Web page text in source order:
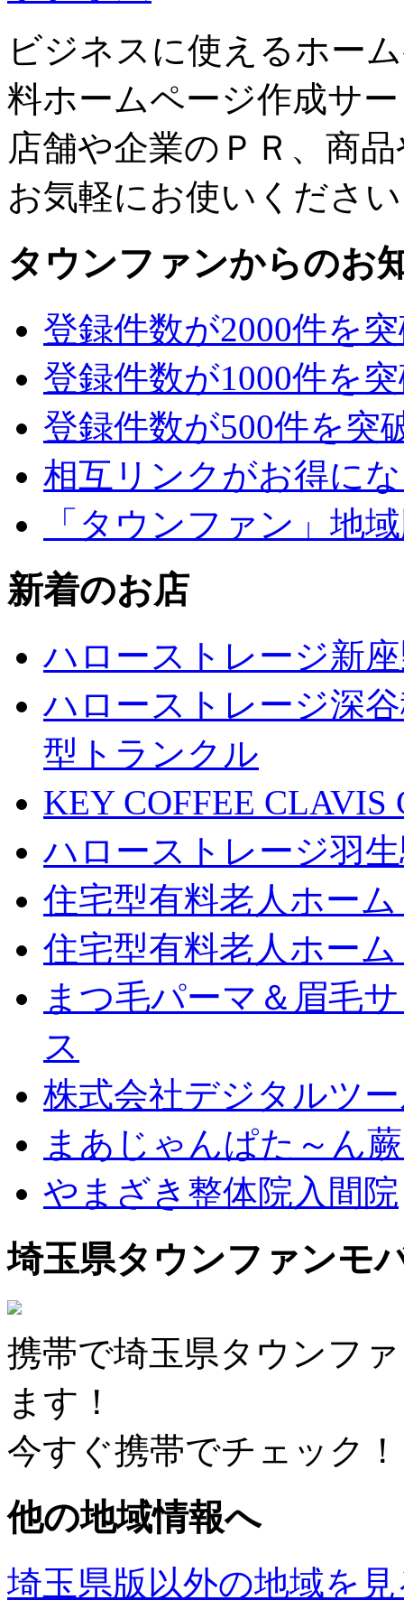
ビジネスに使えるホー
料ホームページ作成サ
店舗や企業のＰＲ、商
お気軽にお使いくださ
タウンファンからのお
登録件数が2000件を
登録件数が1000件を
登録件数が500件を突
相互リンクがお得に
「タウンファン」地
新着のお店
ハローストレージ新
ハローストレージ深
型トランクル
KEY COFFEE
ハローストレージ羽
住宅型有料老人ホー
住宅型有料老人ホー
まつ毛パーマ＆眉毛
ス
株式会社デジタルツ
まあじゃんぱた～ん
やまざき整体院入間院
埼玉県タウンファンモ
携帯で埼玉県タウンフ
ます！
今すぐ携帯でチェック！
他の地域情報へ
埼玉県版以外の地域を